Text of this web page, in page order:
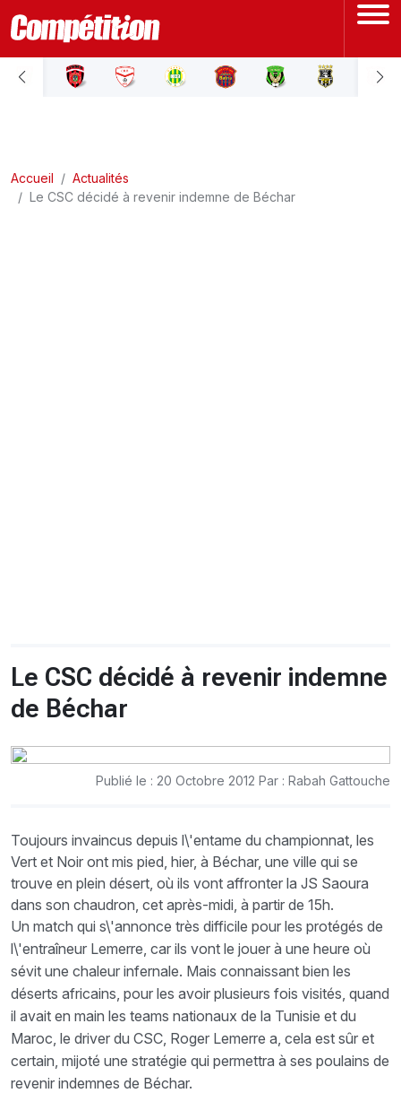
ACCUEIL
LIGUE 2
Accueil
Actualités
Le CSC décidé à revenir indemne de Béchar
Le CSC décidé à revenir indemne
de Béchar
Publié le : 20 Octobre 2012 Par : Rabah Gattouche
Toujours invaincus depuis l\'entame du championnat, les
Vert et Noir ont mis pied, hier, à Béchar, une ville qui se
trouve en plein désert, où ils vont affronter la JS Saoura
dans son chaudron, cet après-midi, à partir de 15h.
Un match qui s\'annonce très difficile pour les protégés de
l\'entraîneur Lemerre, car ils vont le jouer à une heure où
sévit une chaleur infernale. Mais connaissant bien les
déserts africains, pour les avoir plusieurs fois visités, quand
il avait en main les teams nationaux de la Tunisie et du
Maroc, le driver du CSC, Roger Lemerre a, cela est sûr et
certain, mijoté une stratégie qui permettra à ses poulains de
revenir indemnes de Béchar.